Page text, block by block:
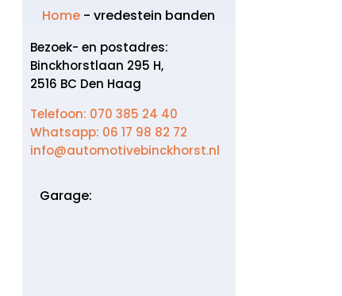
Home -vredestein banden
Bezoek- en postadres:
Binckhorstlaan 295 H,
2516 BC Den Haag
Telefoon: 070 385 24 40
Whatsapp: 06 17 98 82 72
info@automotivebinckhorst.nl
Garage: